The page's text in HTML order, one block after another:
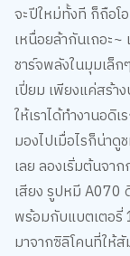
จะปีใหม่ทั้งที ก็ถือ
เหนื่อยล้ากันเถอะ~
ชาร์จพลังในมุมเล็ก
เปี่ยม เพียงแค่สร้า
ให้เราได้ทำงานอดิ
มองไปเมื่อไรก็น่าดู
เลย ลองเริ่มต้นจา
เสียง รูปหมี A070
พร้อมกับแบตเตอรี่
มาจากซิลิโคนที่ให้